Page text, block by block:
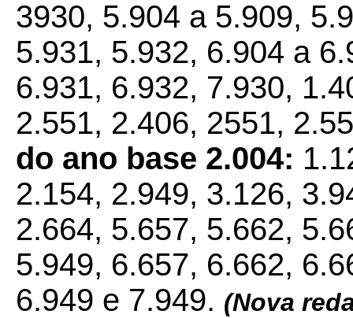
3930, 5.904 a 5.909,
5.931, 5.932, 6.904 a
6.931, 6.932, 7.930,
2.551, 2.406, 2551,
do ano base 2.004:
2.154, 2.949, 3.126,
2.664, 5.657, 5.662,
5.949, 6.657, 6.662,
6.949 e 7.949. (Nova